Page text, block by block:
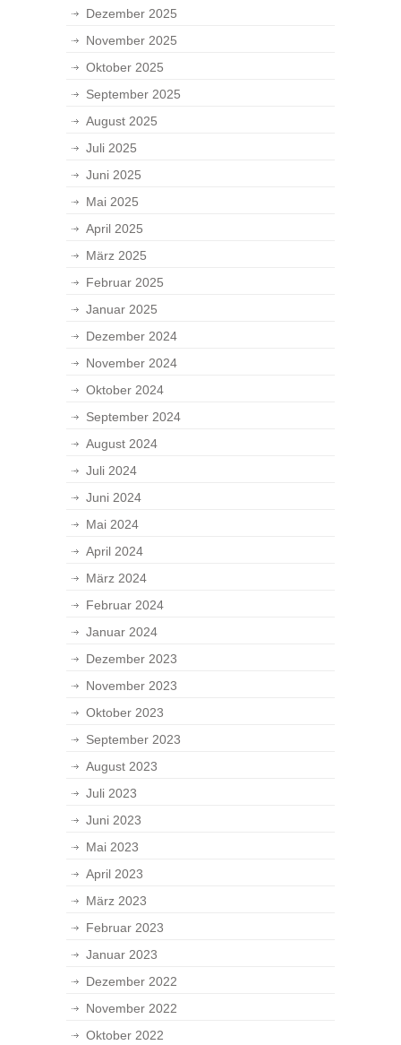
Dezember 2025
November 2025
Oktober 2025
September 2025
August 2025
Juli 2025
Juni 2025
Mai 2025
April 2025
März 2025
Februar 2025
Januar 2025
Dezember 2024
November 2024
Oktober 2024
September 2024
August 2024
Juli 2024
Juni 2024
Mai 2024
April 2024
März 2024
Februar 2024
Januar 2024
Dezember 2023
November 2023
Oktober 2023
September 2023
August 2023
Juli 2023
Juni 2023
Mai 2023
April 2023
März 2023
Februar 2023
Januar 2023
Dezember 2022
November 2022
Oktober 2022